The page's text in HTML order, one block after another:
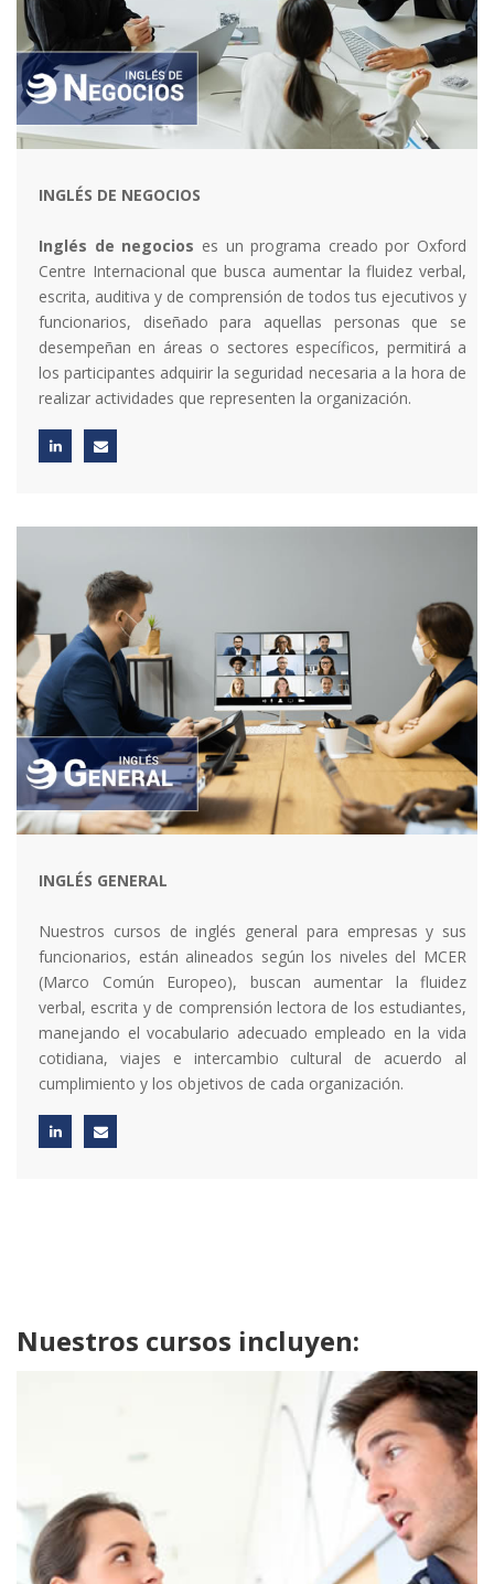
INGLÉS DE NEGOCIOS
Inglés de negocios es un programa creado por Oxford
Centre Internacional que busca aumentar la fluidez verbal,
escrita, auditiva y de comprensión de todos tus ejecutivos y
funcionarios, diseñado para aquellas personas que se
desempeñan en áreas o sectores específicos, permitirá a
los participantes adquirir la seguridad necesaria a la hora de
realizar actividades que representen la organización.
INGLÉS GENERAL
Nuestros cursos de inglés general para empresas y sus
funcionarios, están alineados según los niveles del MCER
(Marco Común Europeo), buscan aumentar la fluidez
verbal, escrita y de comprensión lectora de los estudiantes,
manejando el vocabulario adecuado empleado en la vida
cotidiana, viajes e intercambio cultural de acuerdo al
cumplimiento y los objetivos de cada organización.
Nuestros cursos incluyen: